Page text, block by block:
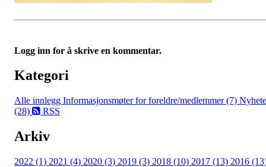
Logg inn for å skrive en kommentar.
Kategori
Alle innlegg Informasjonsmøter for foreldre/medlemmer (7)
(28)
RSS
Arkiv
2022 (1) 2021 (4) 2020 (3) 2019 (3) 2018 (10) 2017 (13) 2016